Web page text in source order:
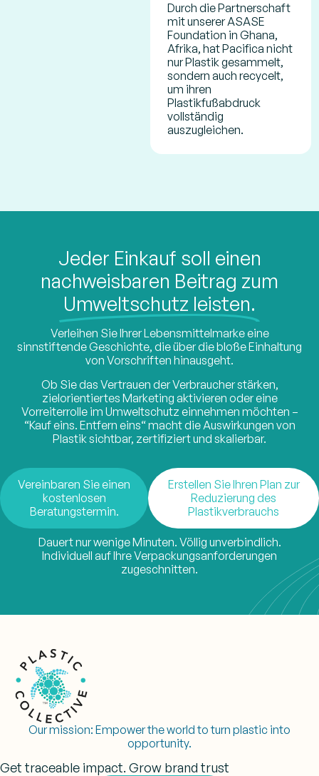
Durch die Partnerschaft
mit unserer ASASE
Foundation in Ghana,
Afrika, hat Pacifica nicht
nur Plastik gesammelt,
sondern auch recycelt,
um ihren
Plastikfußabdruck
vollständig
auszugleichen.
Jeder Einkauf soll einen
nachweisbaren Beitrag zum
Umweltschutz leisten.
Verleihen Sie Ihrer Lebensmittelmarke eine
sinnstiftende Geschichte, die über die bloße Einhaltung
von Vorschriften hinausgeht.
Ob Sie das Vertrauen der Verbraucher stärken,
zielorientiertes Marketing aktivieren oder eine
Vorreiterrolle im Umweltschutz einnehmen möchten –
“Kauf eins. Entfern eins“ macht die Auswirkungen von
Plastik sichtbar, zertifiziert und skalierbar.
Vereinbaren Sie einen
kostenlosen
Beratungstermin.
Erstellen Sie Ihren Plan zur
Reduzierung des
Plastikverbrauchs
Dauert nur wenige Minuten. Völlig unverbindlich.
Individuell auf Ihre Verpackungsanforderungen
zugeschnitten.
Our mission: Empower the world to turn plastic into
opportunity.
Get traceable impact. Grow brand trust